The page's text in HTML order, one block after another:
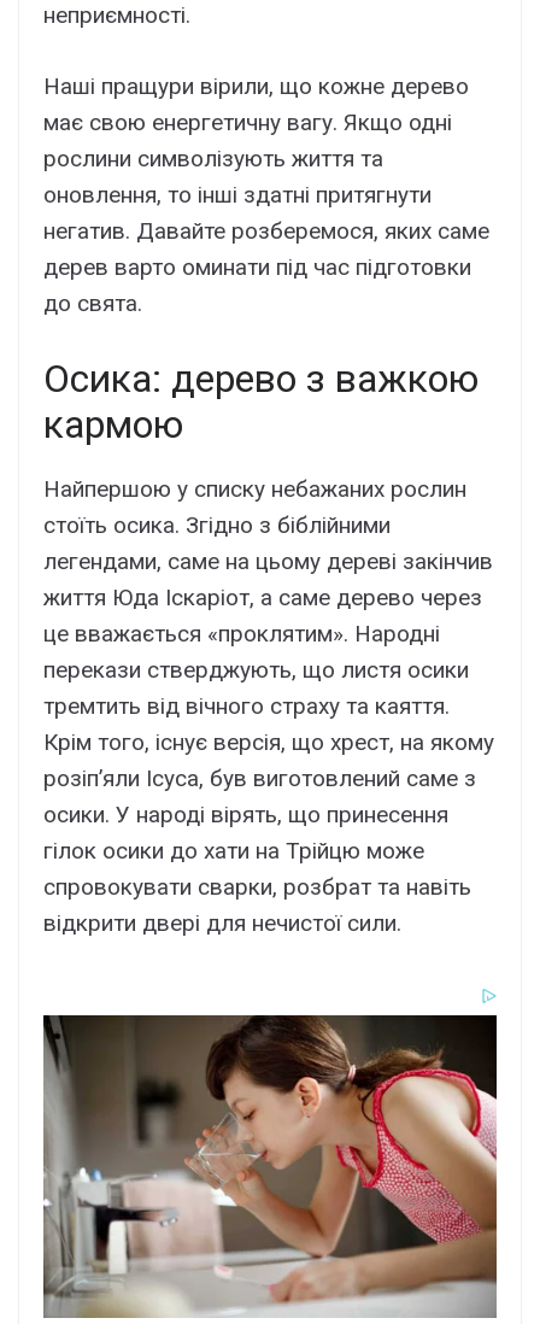
неприємності.
Наші пращури вірили, що кожне дерево
має свою енергетичну вагу. Якщо одні
рослини символізують життя та
оновлення, то інші здатні притягнути
негатив. Давайте розберемося, яких саме
дерев варто оминати під час підготовки
до свята.
Осика: дерево з важкою
кармою
Найпершою у списку небажаних рослин
стоїть осика. Згідно з біблійними
легендами, саме на цьому дереві закінчив
життя Юда Іскаріот, а саме дерево через
це вважається «проклятим». Народні
перекази стверджують, що листя осики
тремтить від вічного страху та каяття.
Крім того, існує версія, що хрест, на якому
розіп’яли Ісуса, був виготовлений саме з
осики. У народі вірять, що принесення
гілок осики до хати на Трійцю може
спровокувати сварки, розбрат та навіть
відкрити двері для нечистої сили.